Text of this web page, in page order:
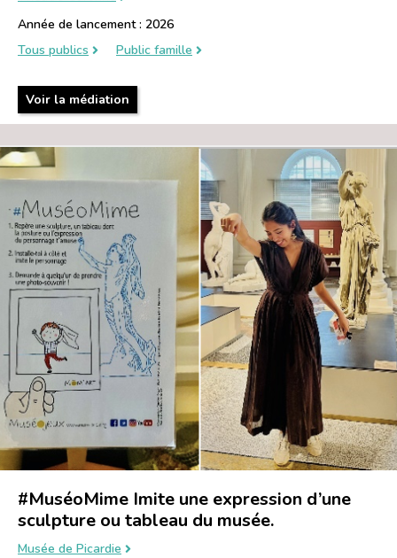
Année de lancement : 2026
Tous publics
Public famille
Voir la médiation
#MuséoMime Imite une expression d’une
sculpture ou tableau du musée.
Musée de Picardie